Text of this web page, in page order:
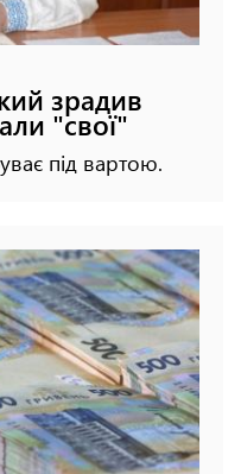
зрадив
"свої"
під вартою.